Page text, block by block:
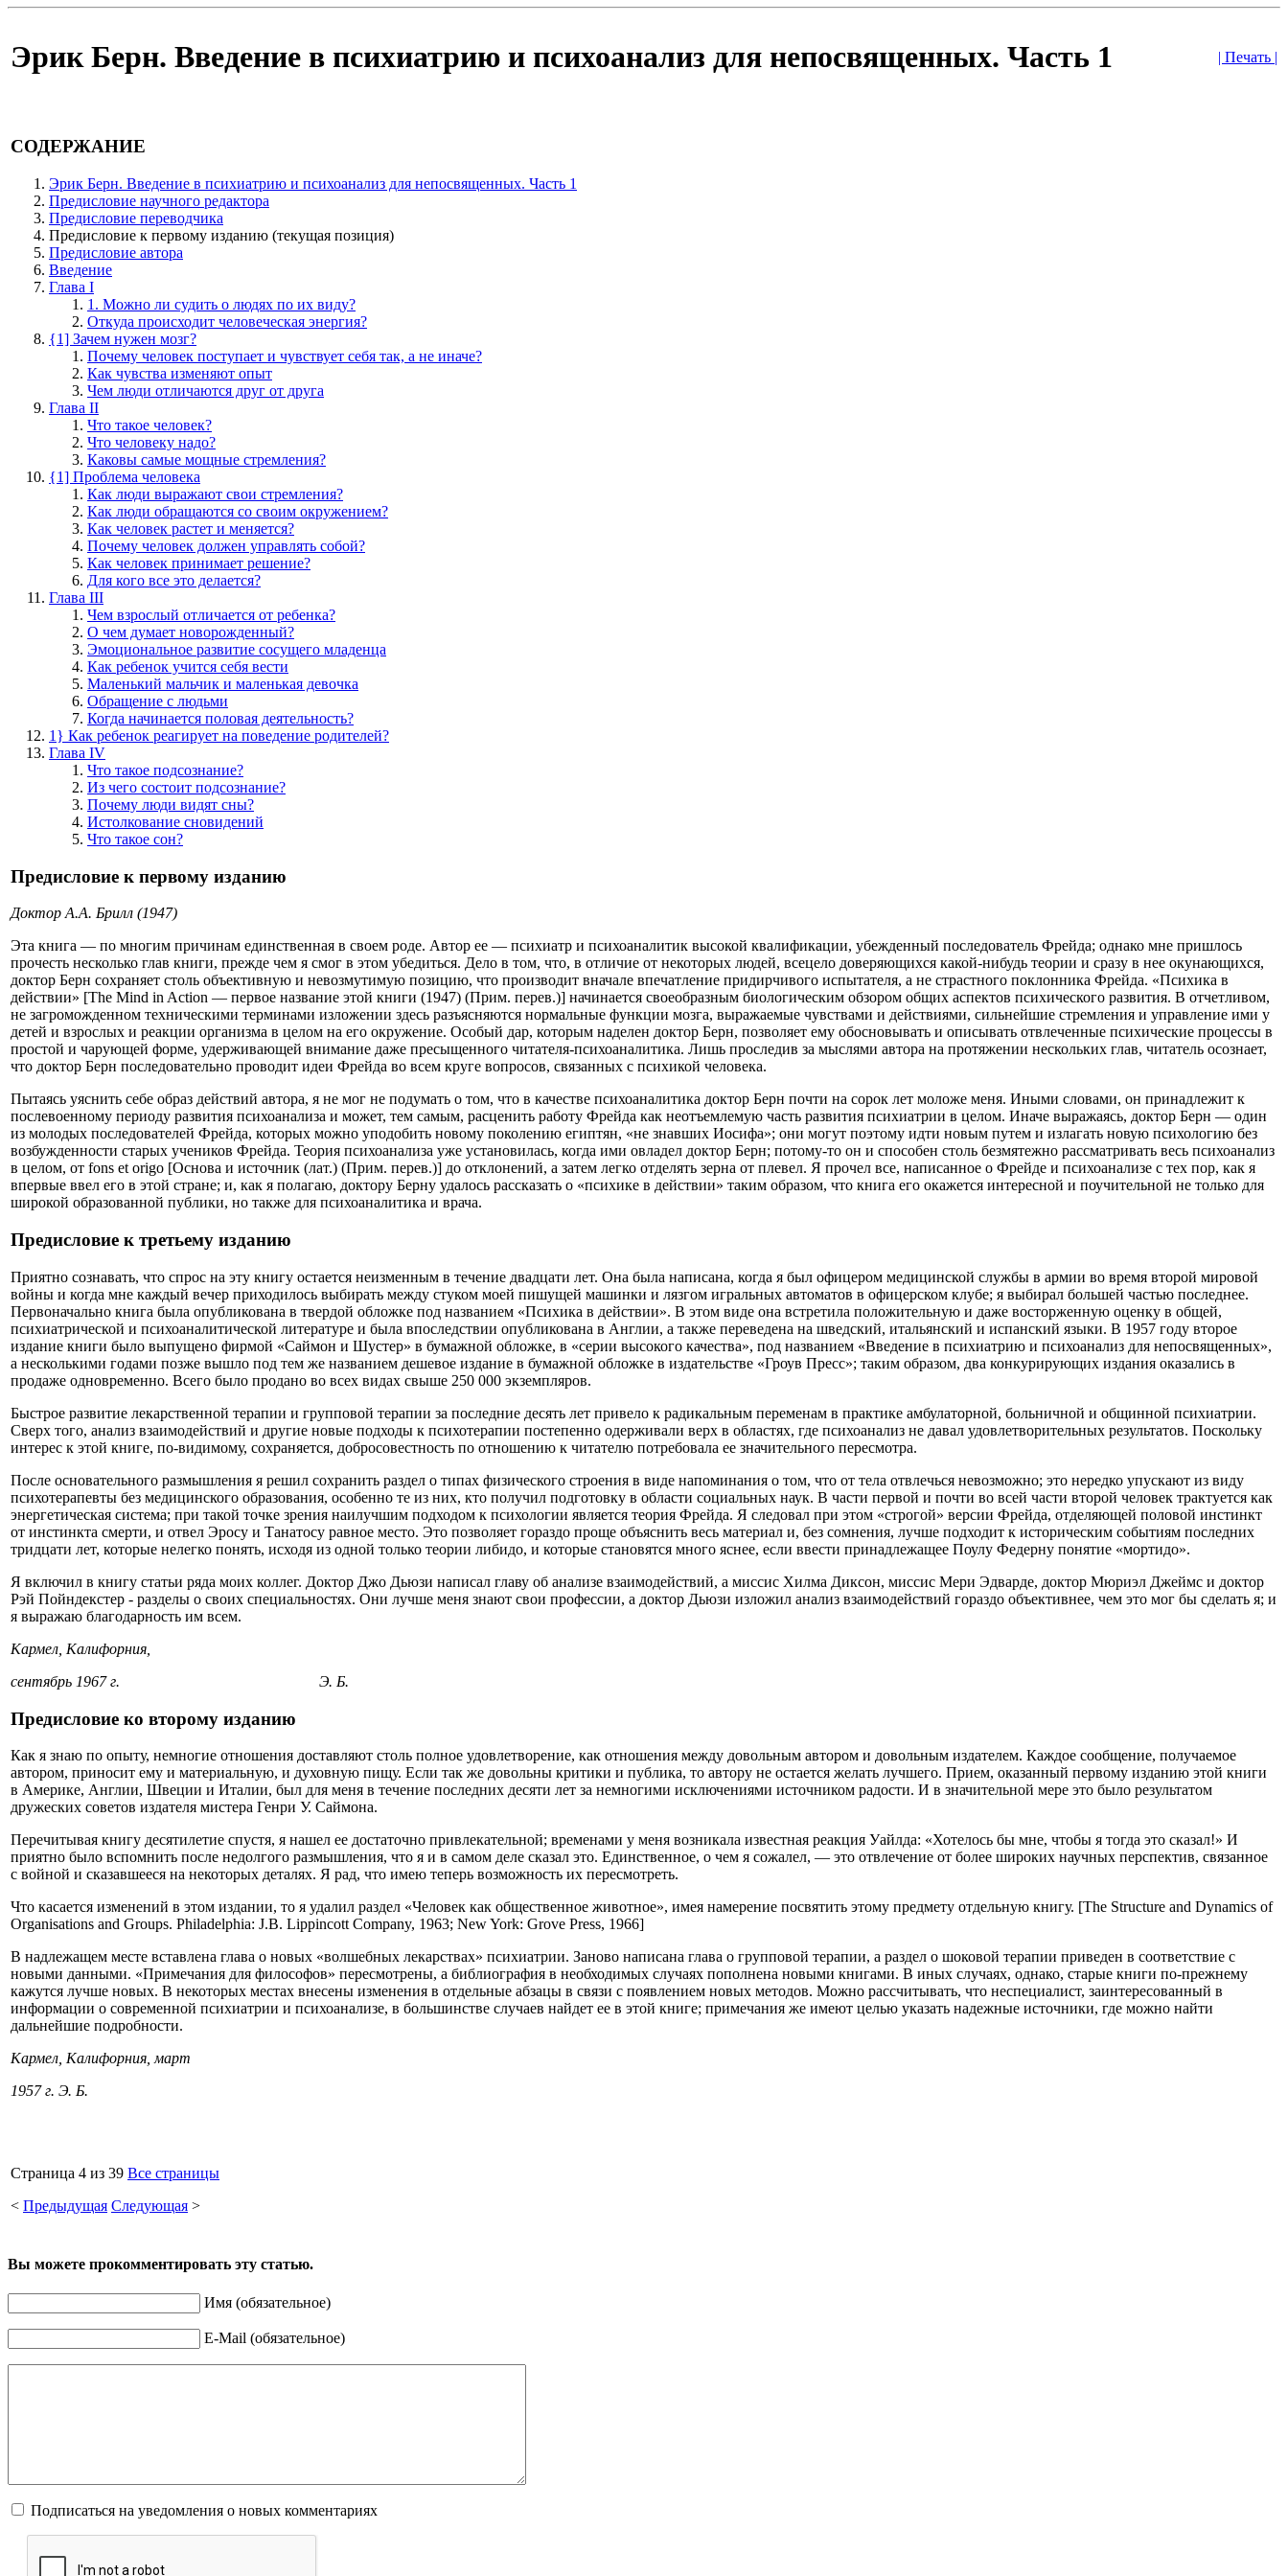
Эрик Берн. Введение в психиатрию и психоанализ для непосвященных. Часть 1 | Печать |
СОДЕРЖАНИЕ
Эрик Берн. Введение в психиатрию и психоанализ для непосвященных. Часть 1
Предисловие научного редактора
Предисловие переводчика
Предисловие к первому изданию (текущая позиция)
Предисловие автора
Введение
Глава I
1. Можно ли судить о людях по их виду?
Откуда происходит человеческая энергия?
{1] Зачем нужен мозг?
Почему человек поступает и чувствует себя так, а не иначе?
Как чувства изменяют опыт
Чем люди отличаются друг от друга
Глава II
Что такое человек?
Что человеку надо?
Каковы самые мощные стремления?
{1] Проблема человека
Как люди выражают свои стремления?
Как люди обращаются со своим окружением?
Как человек растет и меняется?
Почему человек должен управлять собой?
Как человек принимает решение?
Для кого все это делается?
Глава III
Чем взрослый отличается от ребенка?
О чем думает новорожденный?
Эмоциональное развитие сосущего младенца
Как ребенок учится себя вести
Маленький мальчик и маленькая девочка
Обращение с людьми
Когда начинается половая деятельность?
1} Как ребенок реагирует на поведение родителей?
Глава IV
Что такое подсознание?
Из чего состоит подсознание?
Почему люди видят сны?
Истолкование сновидений
Что такое сон?
Предисловие к первому изданию
Доктор А.А. Брилл (1947)
Эта книга — по многим причинам единственная в своем роде. Автор ее — психиатр и психоаналитик высокой квалификации, убежденный последователь Фрейда; однако мне пришлось
прочесть несколько глав книги, прежде чем я смог в этом убедиться. Дело в том, что, в отличие от некоторых людей, всецело доверяющихся какой-нибудь теории и сразу в нее окунающихся,
доктор Берн сохраняет столь объективную и невозмутимую позицию, что производит вначале впечатление придирчивого испытателя, а не страстного поклонника Фрейда. «Психика в
действии» [The Mind in Action — первое название этой книги (1947) (Прим. перев.)] начинается своеобразным биологическим обзором общих аспектов психического развития. В отчетливом,
не загроможденном техническими терминами изложении здесь разъясняются нормальные функции мозга, выражаемые чувствами и действиями, сильнейшие стремления и управление ими у
детей и взрослых и реакции организма в целом на его окружение. Особый дар, которым наделен доктор Берн, позволяет ему обосновывать и описывать отвлеченные психические процессы в
простой и чарующей форме, удерживающей внимание даже пресыщенного читателя-психоаналитика. Лишь проследив за мыслями автора на протяжении нескольких глав, читатель осознает,
что доктор Берн последовательно проводит идеи Фрейда во всем круге вопросов, связанных с психикой человека.
Пытаясь уяснить себе образ действий автора, я не мог не подумать о том, что в качестве психоаналитика доктор Берн почти на сорок лет моложе меня. Иными словами, он принадлежит к
послевоенному периоду развития психоанализа и может, тем самым, расценить работу Фрейда как неотъемлемую часть развития психиатрии в целом. Иначе выражаясь, доктор Берн — один
из молодых последователей Фрейда, которых можно уподобить новому поколению египтян, «не знавших Иосифа»; они могут поэтому идти новым путем и излагать новую психологию без
возбужденности старых учеников Фрейда. Теория психоанализа уже установилась, когда ими овладел доктор Берн; потому-то он и способен столь безмятежно рассматривать весь психоанализ
в целом, от fons et origo [Основа и источник (лат.) (Прим. перев.)] до отклонений, а затем легко отделять зерна от плевел. Я прочел все, написанное о Фрейде и психоанализе с тех пор, как я
впервые ввел его в этой стране; и, как я полагаю, доктору Берну удалось рассказать о «психике в действии» таким образом, что книга его окажется интересной и поучительной не только для
широкой образованной публики, но также для психоаналитика и врача.
Предисловие к третьему изданию
Приятно сознавать, что спрос на эту книгу остается неизменным в течение двадцати лет. Она была написана, когда я был офицером медицинской службы в армии во время второй мировой
войны и когда мне каждый вечер приходилось выбирать между стуком моей пишущей машинки и лязгом игральных автоматов в офицерском клубе; я выбирал большей частью последнее.
Первоначально книга была опубликована в твердой обложке под названием «Психика в действии». В этом виде она встретила положительную и даже восторженную оценку в общей,
психиатрической и психоаналитической литературе и была впоследствии опубликована в Англии, а также переведена на шведский, итальянский и испанский языки. В 1957 году второе
издание книги было выпущено фирмой «Саймон и Шустер» в бумажной обложке, в «серии высокого качества», под названием «Введение в психиатрию и психоанализ для непосвященных»,
а несколькими годами позже вышло под тем же названием дешевое издание в бумажной обложке в издательстве «Гроув Пресс»; таким образом, два конкурирующих издания оказались в
продаже одновременно. Всего было продано во всех видах свыше 250 000 экземпляров.
Быстрое развитие лекарственной терапии и групповой терапии за последние десять лет привело к радикальным переменам в практике амбулаторной, больничной и общинной психиатрии.
Сверх того, анализ взаимодействий и другие новые подходы к психотерапии постепенно одерживали верх в областях, где психоанализ не давал удовлетворительных результатов. Поскольку
интерес к этой книге, по-видимому, сохраняется, добросовестность по отношению к читателю потребовала ее значительного пересмотра.
После основательного размышления я решил сохранить раздел о типах физического строения в виде напоминания о том, что от тела отвлечься невозможно; это нередко упускают из виду
психотерапевты без медицинского образования, особенно те из них, кто получил подготовку в области социальных наук. В части первой и почти во всей части второй человек трактуется как
энергетическая система; при такой точке зрения наилучшим подходом к психологии является теория Фрейда. Я следовал при этом «строгой» версии Фрейда, отделяющей половой инстинкт
от инстинкта смерти, и отвел Эросу и Танатосу равное место. Это позволяет гораздо проще объяснить весь материал и, без сомнения, лучше подходит к историческим событиям последних
тридцати лет, которые нелегко понять, исходя из одной только теории либидо, и которые становятся много яснее, если ввести принадлежащее Поулу Федерну понятие «мортидо».
Я включил в книгу статьи ряда моих коллег. Доктор Джо Дьюзи написал главу об анализе взаимодействий, а миссис Хилма Диксон, миссис Мери Эдварде, доктор Мюриэл Джеймс и доктор
Рэй Пойндекстер - разделы о своих специальностях. Они лучше меня знают свои профессии, а доктор Дьюзи изложил анализ взаимодействий гораздо объективнее, чем это мог бы сделать я; и
я выражаю благодарность им всем.
Кармел, Калифорния,
сентябрь 1967 г. Э. Б.
Предисловие ко второму изданию
Как я знаю по опыту, немногие отношения доставляют столь полное удовлетворение, как отношения между довольным автором и довольным издателем. Каждое сообщение, получаемое
автором, приносит ему и материальную, и духовную пищу. Если так же довольны критики и публика, то автору не остается желать лучшего. Прием, оказанный первому изданию этой книги
в Америке, Англии, Швеции и Италии, был для меня в течение последних десяти лет за немногими исключениями источником радости. И в значительной мере это было результатом
дружеских советов издателя мистера Генри У. Саймона.
Перечитывая книгу десятилетие спустя, я нашел ее достаточно привлекательной; временами у меня возникала известная реакция Уайлда: «Хотелось бы мне, чтобы я тогда это сказал!» И
приятно было вспомнить после недолгого размышления, что я и в самом деле сказал это. Единственное, о чем я сожалел, — это отвлечение от более широких научных перспектив, связанное
с войной и сказавшееся на некоторых деталях. Я рад, что имею теперь возможность их пересмотреть.
Что касается изменений в этом издании, то я удалил раздел «Человек как общественное животное», имея намерение посвятить этому предмету отдельную книгу. [The Structure and Dynamics of
Organisations and Groups. Philadelphia: J.B. Lippincott Company, 1963; New York: Grove Press, 1966]
В надлежащем месте вставлена глава о новых «волшебных лекарствах» психиатрии. Заново написана глава о групповой терапии, а раздел о шоковой терапии приведен в соответствие с
новыми данными. «Примечания для философов» пересмотрены, а библиография в необходимых случаях пополнена новыми книгами. В иных случаях, однако, старые книги по-прежнему
кажутся лучше новых. В некоторых местах внесены изменения в отдельные абзацы в связи с появлением новых методов. Можно рассчитывать, что неспециалист, заинтересованный в
информации о современной психиатрии и психоанализе, в большинстве случаев найдет ее в этой книге; примечания же имеют целью указать надежные источники, где можно найти
дальнейшие подробности.
Кармел, Калифорния, март
1957 г. Э. Б.
Страница 4 из 39 Все страницы
< Предыдущая Следующая >
Вы можете прокомментировать эту статью.
Имя (обязательное)
E-Mail (обязательное)
Подписаться на уведомления о новых комментариях